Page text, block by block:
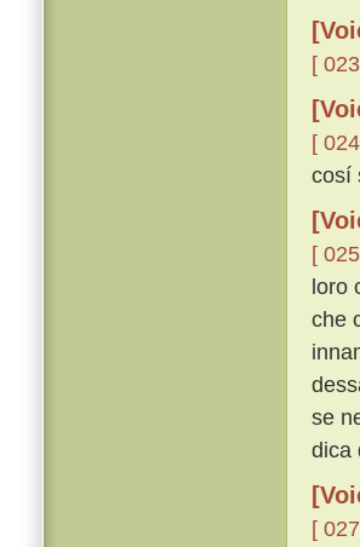
[
[
cosí
[
loro
che
se
dica
[